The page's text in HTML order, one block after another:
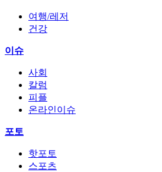
여행/레저
건강
이슈
사회
칼럼
피플
온라인이슈
포토
핫포토
스포츠